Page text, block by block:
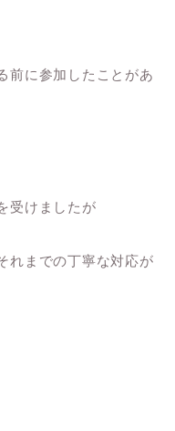
前に参加したことがあ
受けましたが
れまでの丁寧な対応が